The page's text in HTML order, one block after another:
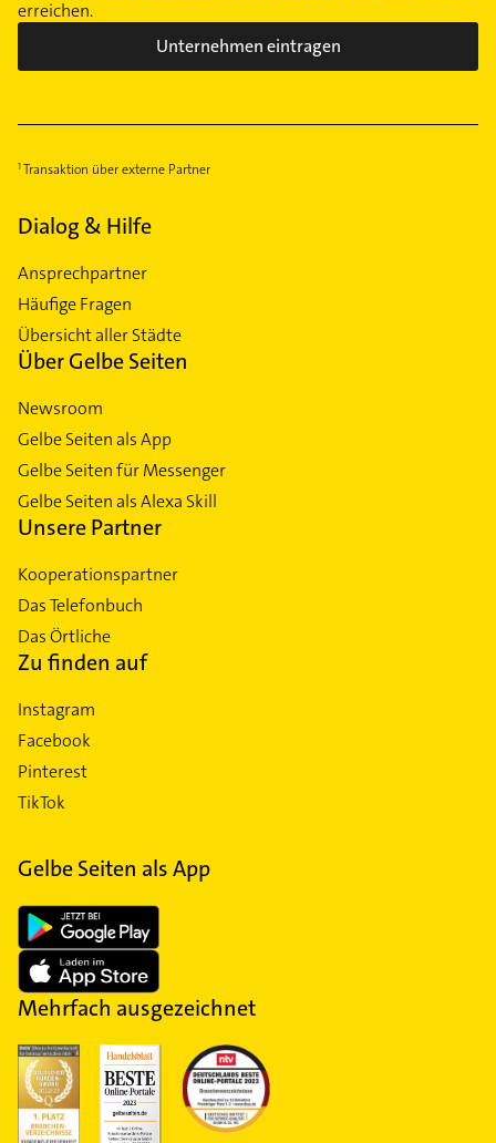
erreichen.
Unternehmen eintragen
Transaktion über externe Partner
Dialog & Hilfe
Ansprechpartner
Häufige Fragen
Übersicht aller Städte
Über Gelbe Seiten
Newsroom
Gelbe Seiten als App
Gelbe Seiten für Messenger
Gelbe Seiten als Alexa Skill
Unsere Partner
Kooperationspartner
Das Telefonbuch
Das Örtliche
Zu finden auf
Instagram
Facebook
Pinterest
TikTok
Gelbe Seiten als App
Mehrfach ausgezeichnet